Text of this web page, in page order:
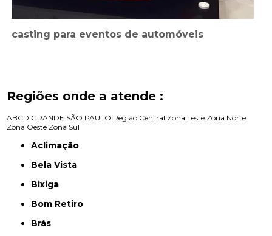
casting para eventos de automóveis
Regiões onde a atende :
ABCD GRANDE SÃO PAULO Região Central Zona Leste Zona Norte
Zona Oeste Zona Sul
Aclimação
Bela Vista
Bixiga
Bom Retiro
Brás